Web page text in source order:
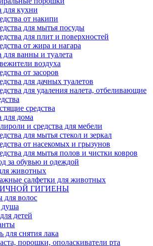
для кухни
от накипи
для мытья посуды
для плит и поверхностей
от жира и нагара
для ванны и туалета
воздуха
от засоров
для дачных туалетов
для удаления налета, отбеливающие
средства
для дома
и средства для мебели
для мытья стекол и зеркал
от насекомых и грызунов
для мытья полов и чистки ковров
за обувью и одеждой
животных
салфетки для животных
ГИГИЕНЫ
для волос
душа
детей
для снятия лака
порошки, ополаскиватели рта